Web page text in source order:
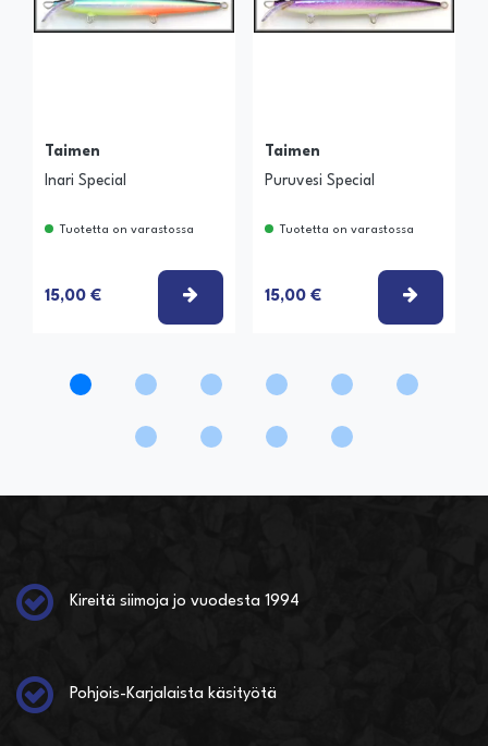
Taimen
Inari Special
Tuotetta on varastossa
15,00 € VALITSE VAIHTOEHTO
Taimen
Puruvesi Special
Tuotetta on varastossa
15,00 €
Kireitä siimoja jo vuodesta 1994
Pohjois-Karjalaista käsityötä